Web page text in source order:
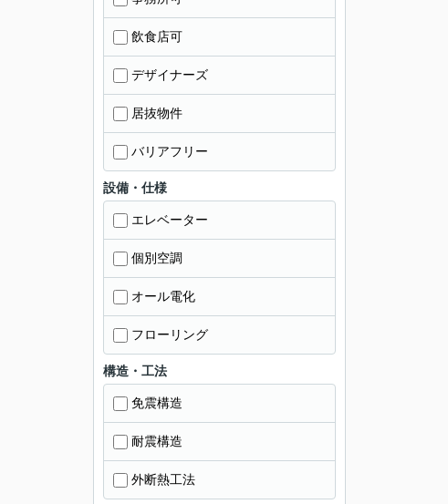
飲食店可
デザイナーズ
居抜物件
バリアフリー
設備・仕様
エレベーター
個別空調
オール電化
フローリング
構造・工法
免震構造
耐震構造
外断熱工法